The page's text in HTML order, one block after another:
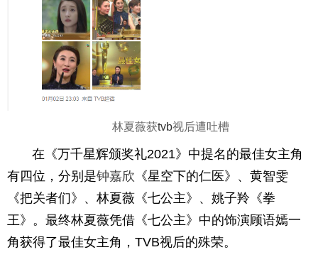
林夏薇获tvb视后遭吐槽
在《万千星辉颁奖礼2021》中提名的最佳女主角
有四位，分别是钟嘉欣 《星空下的仁医》、黄智雯
《把关者们》、林夏薇《七公主》、姚子羚《拳
王》。最终林夏薇凭借《七公主》中的饰演顾语嫣一
角获得了最佳女主角，TVB视后的殊荣。